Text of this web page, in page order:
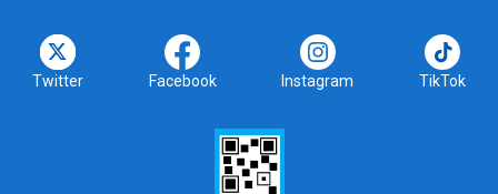
Twitter Facebook Instagram TikTok